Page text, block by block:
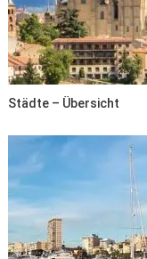
Städte – Übersicht